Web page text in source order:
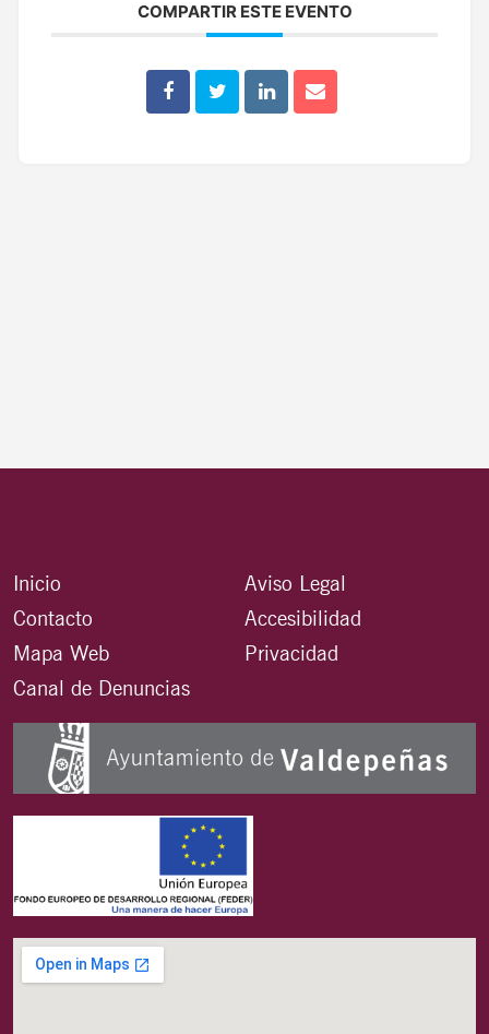
COMPARTIR ESTE EVENTO
Inicio
Contacto
Mapa Web
Canal de Denuncias
Aviso Legal
Accesibilidad
Privacidad